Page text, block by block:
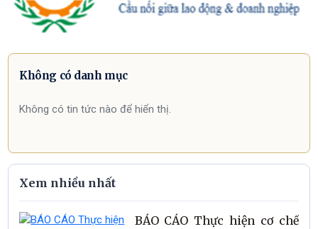
Không có danh mục
Không có tin tức nào để hiển thị.
Xem nhiều nhất
BÁO CÁO Thực hiện cơ chế